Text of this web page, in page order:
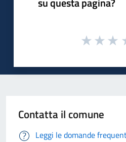
Contatta il comune
Leggi le domande